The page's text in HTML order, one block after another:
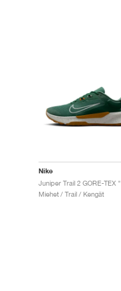
Nike
Miehet / Trail / Kengät